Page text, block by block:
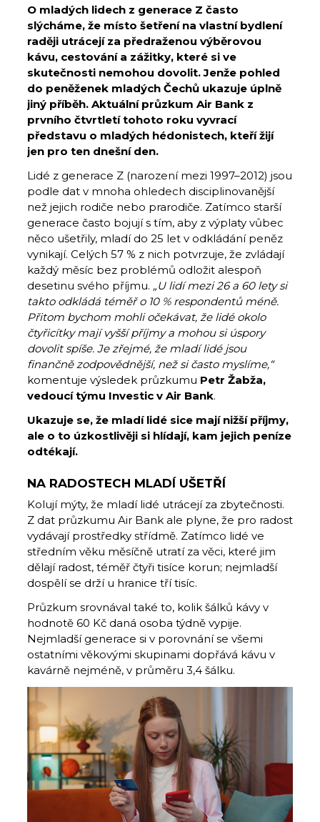
O mladých lidech z generace Z často
slýcháme, že místo šetření na vlastní bydlení
raději utrácejí za předraženou výběrovou
kávu, cestování a zážitky, které si ve
skutečnosti nemohou dovolit. Jenže pohled
do peněženek mladých Čechů ukazuje úplně
jiný příběh. Aktuální průzkum Air Bank z
prvního čtvrtletí tohoto roku vyvrací
představu o mladých hédonistech, kteří žijí
jen pro ten dnešní den.
Lidé z generace Z (narození mezi 1997–2012) jsou
podle dat v mnoha ohledech disciplinovanější
než jejich rodiče nebo prarodiče. Zatímco starší
generace často bojují s tím, aby z výplaty vůbec
něco ušetřily, mladí do 25 let v odkládání peněz
vynikají. Celých 57 % z nich potvrzuje, že zvládají
každý měsíc bez problémů odložit alespoň
desetinu svého příjmu. „U lidí mezi 26 a 60 lety si
takto odkládá téměř o 10 % respondentů méně.
Přitom bychom mohli očekávat, že lidé okolo
čtyřicítky mají vyšší příjmy a mohou si úspory
dovolit spíše. Je zřejmé, že mladí lidé jsou
finančně zodpovědnější, než si často myslíme,“
komentuje výsledek průzkumu Petr Žabža,
vedoucí týmu Investic v Air Bank.
Ukazuje se, že mladí lidé sice mají nižší příjmy,
ale o to úzkostlivěji si hlídají, kam jejich peníze
odtékají.
NA RADOSTECH MLADÍ UŠETŘÍ
Kolují mýty, že mladí lidé utrácejí za zbytečnosti.
Z dat průzkumu Air Bank ale plyne, že pro radost
vydávají prostředky střídmě. Zatímco lidé ve
středním věku měsíčně utratí za věci, které jim
dělají radost, téměř čtyři tisíce korun; nejmladší
dospělí se drží u hranice tří tisíc.
Průzkum srovnával také to, kolik šálků kávy v
hodnotě 60 Kč daná osoba týdně vypije.
Nejmladší generace si v porovnání se všemi
ostatními věkovými skupinami dopřává kávu v
kavárně nejméně, v průměru 3,4 šálku.